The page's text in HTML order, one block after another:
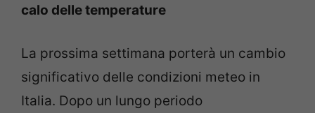
calo delle temperature
La prossima settimana porterà un cambio
significativo delle condizioni meteo in
Italia. Dopo un lungo periodo